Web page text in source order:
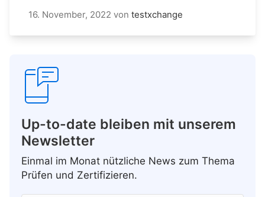
16. November, 2022 von testxchange
Up-to-date bleiben mit unserem
Newsletter
Einmal im Monat nützliche News zum Thema
Prüfen und Zertifizieren.